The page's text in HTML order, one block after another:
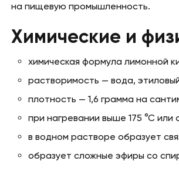
на пищевую промышленность.
Химические и
химическая формула лимонной
растворимость — вода,
плотность — 1,6 грамма на
при нагревании выше 175 °С
в водном растворе образует
образует сложные эфиры со